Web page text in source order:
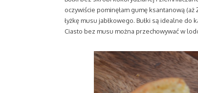
oczywiście pominęłam gumę ksantanową (aż
łyżkę musu jabłkowego. Bułki są idealne
Ciasto bez musu można przechowywać w